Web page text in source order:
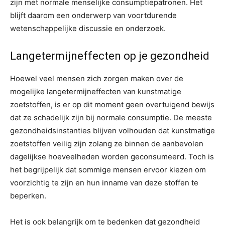
zijn met normale menselijke consumptiepatronen. Het
blijft daarom een onderwerp van voortdurende
wetenschappelijke discussie en onderzoek.
Langetermijneffecten op je gezondheid
Hoewel veel mensen zich zorgen maken over de
mogelijke langetermijneffecten van kunstmatige
zoetstoffen, is er op dit moment geen overtuigend bewijs
dat ze schadelijk zijn bij normale consumptie. De meeste
gezondheidsinstanties blijven volhouden dat kunstmatige
zoetstoffen veilig zijn zolang ze binnen de aanbevolen
dagelijkse hoeveelheden worden geconsumeerd. Toch is
het begrijpelijk dat sommige mensen ervoor kiezen om
voorzichtig te zijn en hun inname van deze stoffen te
beperken.
Het is ook belangrijk om te bedenken dat gezondheid